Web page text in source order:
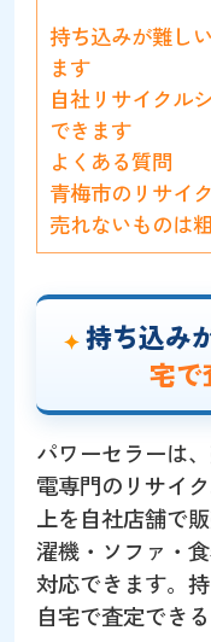
持ち込みが難し
ます
自社リサイクル
できます
よくある質問
青梅市のリサイ
売れないものは
持ち込み
宅で
パワーセラーは
電専門のリサイ
上を自社店舗で
濯機・ソファ・
対応できます。
自宅で査定でき